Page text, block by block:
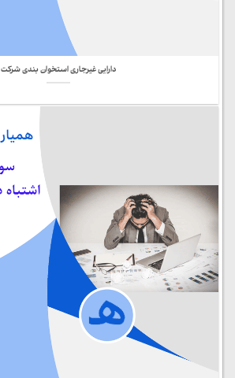
دارایی غیرجاری استخوان بندی شرکت